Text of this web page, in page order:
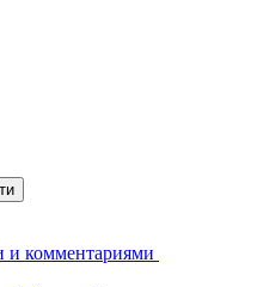
и комментариями